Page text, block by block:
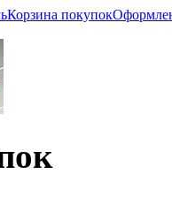
Корзина покупок